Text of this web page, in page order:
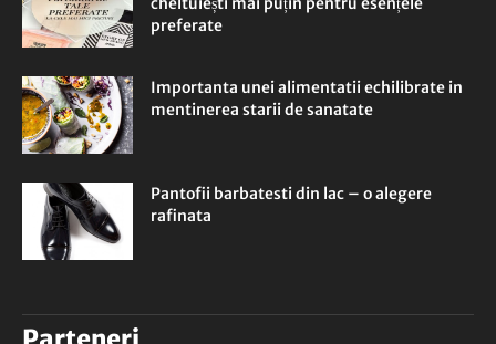
preferate
Importanta unei alimentatii echilibrate in
mentinerea starii de sanatate
Pantofii barbatesti din lac – o alegere
rafinata